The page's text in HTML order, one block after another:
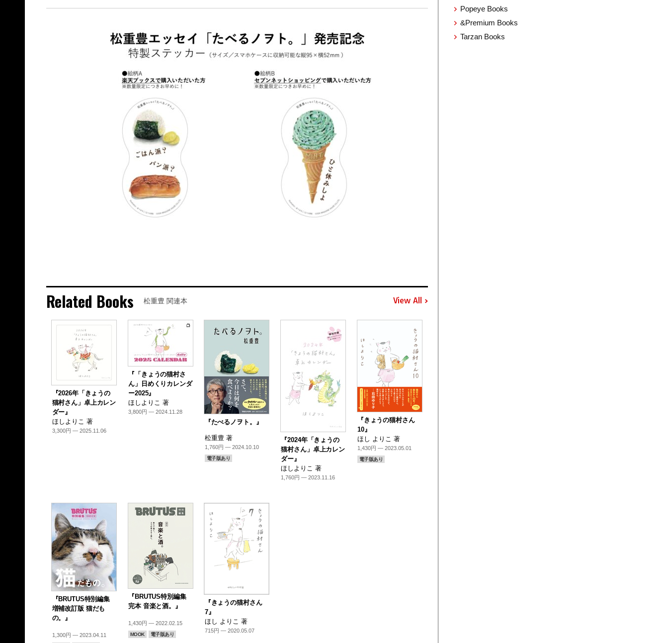
Related Books 松重豊 関連本 View All
『2026年「きょうの
猫村さん」卓上カレン
ダー』
ほしよりこ 著
3,300円 — 2025.11.06
『「きょうの猫村さ
ん」日めくりカレンダ
ー2025』
ほしよりこ 著
3,800円 — 2024.11.28
『たべるノヲト。』
松重豊 著
1,760円 — 2024.10.10
電子版あり
『2024年「きょうの
猫村さん」卓上カレン
ダー』
ほしよりこ 著
1,760円 — 2023.11.16
『きょうの猫村さん
10』
ほし よりこ 著
1,430円 — 2023.05.01
電子版あり
『BRUTUS特別編集
増補改訂版 猫だも
の。』
1,300円 — 2023.04.11
『BRUTUS特別編集
完本 音楽と酒。』
1,430円 — 2022.02.15
MOOK 電子版あり
『きょうの猫村さん
7』
ほし よりこ 著
715円 — 2020.05.07
Popeye Books
&Premium Books
Tarzan Books